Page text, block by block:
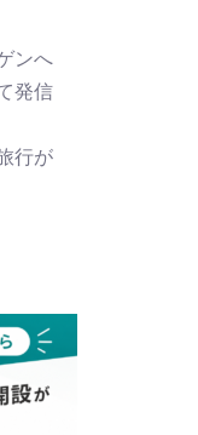
ンへ
発信
行が